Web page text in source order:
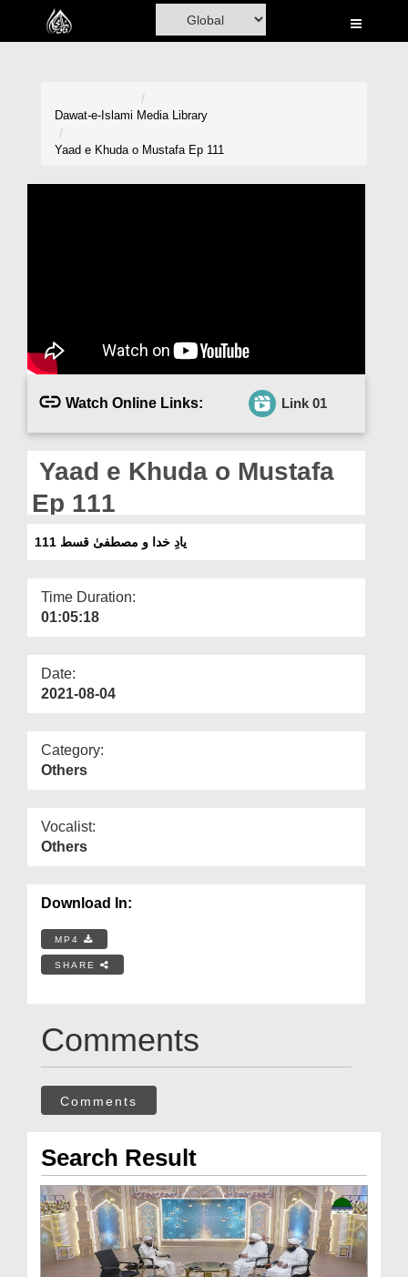
Home
Magazine
Departments
Dawat-e-Islami Media Library
Yaad e Khuda o Mustafa Ep 111
Watch Online Links: Link 01
Yaad e Khuda o Mustafa
Ep 111
یادِ خدا و مصطفیٰ قسط 111
Time Duration:
01:05:18
Date:
2021-08-04
Category:
Others
Vocalist:
Others
Download In:
MP4
SHARE
Comments
Comments
Search Result